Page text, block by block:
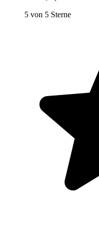
5 von 5 Sterne